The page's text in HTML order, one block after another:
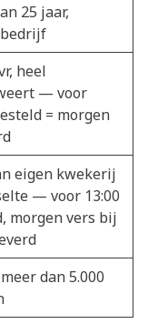
25 jaar,
heel
— voor
= morgen
eigen kwekerij
— voor 13:00
morgen vers bij
dan 5.000